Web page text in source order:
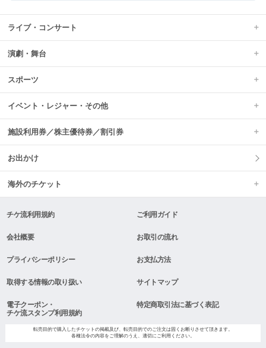
ライブ・コンサート
演劇・舞台
スポーツ
イベント・レジャー・その他
施設利用券／株主優待券／割引券
お出かけ
海外のチケット
チケ流利用規約 ご利用ガイド
会社概要 お取引の流れ
プライバシーポリシー お支払方法
取得する情報の取り扱い サイトマップ
電子クーポン・
チケ流スタンプ利用規約
特定商取引法に基づく表記
転売目的で購入したチケットの掲載及び、転売目的でのご注文は固くお断りさせて頂きます。
各種法令の内容をご理解のうえ、適切にご利用ください。